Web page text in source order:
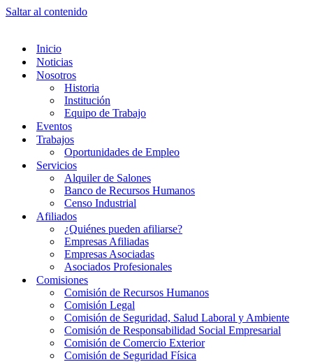
Saltar al contenido
Inicio
Noticias
Nosotros
Historia
Institución
Equipo de Trabajo
Eventos
Trabajos
Oportunidades de Empleo
Servicios
Alquiler de Salones
Banco de Recursos Humanos
Censo Industrial
Afiliados
¿Quiénes pueden afiliarse?
Empresas Afiliadas
Empresas Asociadas
Asociados Profesionales
Comisiones
Comisión de Recursos Humanos
Comisión Legal
Comisión de Seguridad, Salud Laboral y Ambiente
Comisión de Responsabilidad Social Empresarial
Comisión de Comercio Exterior
Comisión de Seguridad Física